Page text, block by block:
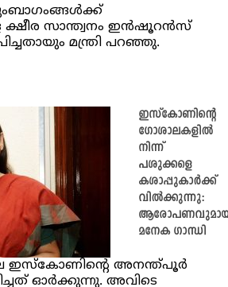
ക്ഷീര സാന്ത്വനം ഇന്‍ഷൂറന്‍സ്
മന്ത്രി പറഞ്ഞു.
ഇസ്കോണിന്റെ
ഗോശാലകളിൽ
നിന്ന്
പശുക്കളെ
കശാപ്പുകാർക്ക്
വിൽക്കുന്നു:
മനേക ഗാന്ധി
ഇസ്‌കോണിന്റെ അനന്ത്പൂർ
ഓർക്കുന്നു. അവിടെ